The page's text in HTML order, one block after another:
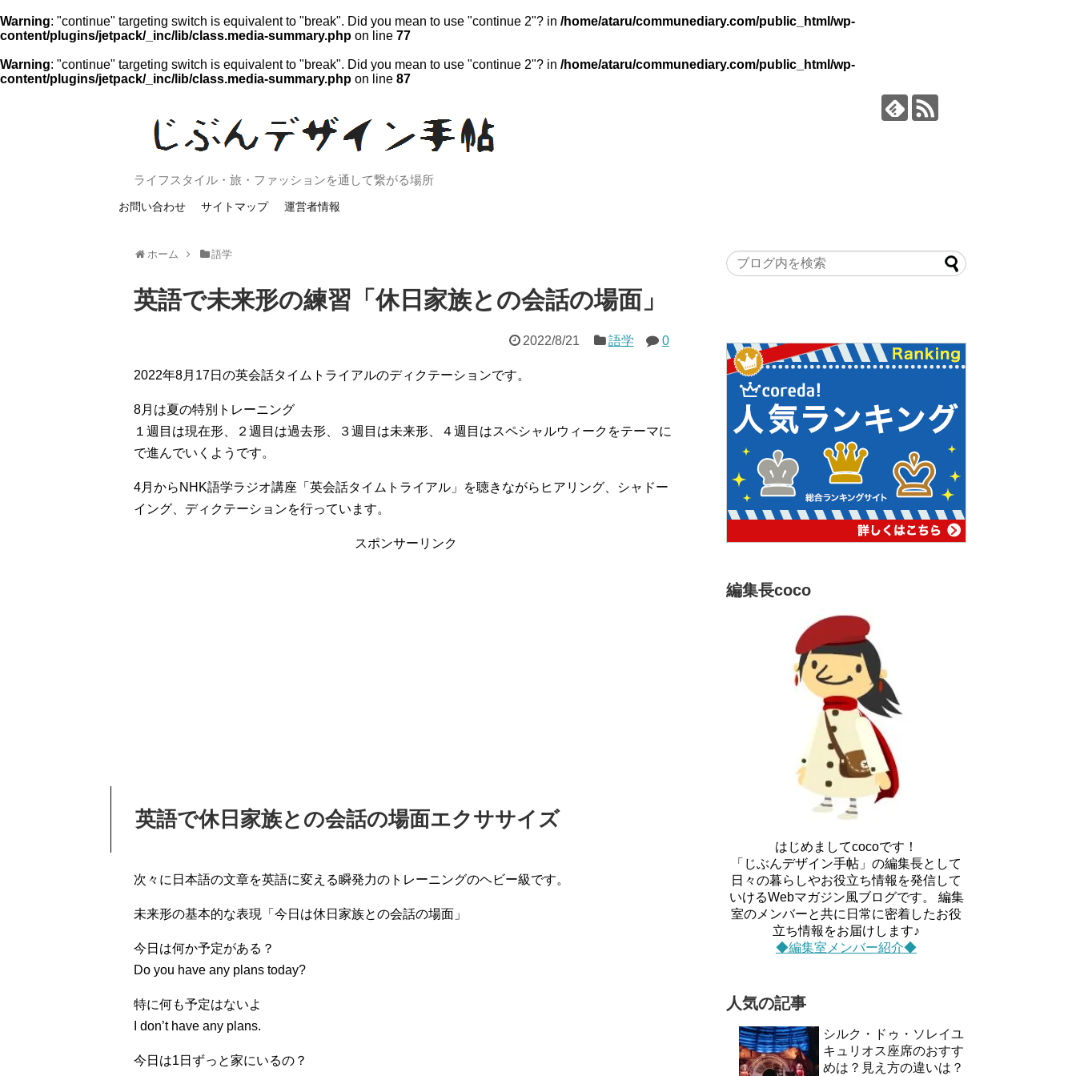
Warning: "continue" targeting switch is equivalent to "break". Did you mean to use "continue 2"? in /home/ataru/communediary.com/public_html/wp-
content/plugins/jetpack/_inc/lib/class.media-summary.php on line 77
Warning: "continue" targeting switch is equivalent to "break". Did you mean to use "continue 2"? in /home/ataru/communediary.com/public_html/wp-
content/plugins/jetpack/_inc/lib/class.media-summary.php on line 87
ライフスタイル・旅・ファッションを通して繋がる場所
お問い合わせ サイトマップ 運営者情報
ホーム 語学
英語で未来形の練習「休日家族との会話の場面」
2022/8/21 語学 0
2022年8月17日の英会話タイムトライアルのディクテーションです。
8月は夏の特別トレーニング
１週目は現在形、２週目は過去形、３週目は未来形、４週目はスペシャルウィークをテーマに
で進んでいくようです。
4月からNHK語学ラジオ講座「英会話タイムトライアル」を聴きながらヒアリング、シャドー
イング、ディクテーションを行っています。
スポンサーリンク
英語で休日家族との会話の場面エクササイズ
次々に日本語の文章を英語に変える瞬発力のトレーニングのヘビー級です。
未来形の基本的な表現「今日は休日家族との会話の場面」
今日は何か予定がある？
Do you have any plans today?
特に何も予定はないよ
I don’t have any plans.
今日は1日ずっと家にいるの？
編集長coco
はじめましてcocoです！
「じぶんデザイン手帖」の編集長として
日々の暮らしやお役立ち情報を発信して
いけるWebマガジン風ブログです。 編集
室のメンバーと共に日常に密着したお役
立ち情報をお届けします♪
◆編集室メンバー紹介◆
人気の記事
シルク・ドゥ・ソレイユ
キュリオス座席のおすす
めは？見え方の違いは？